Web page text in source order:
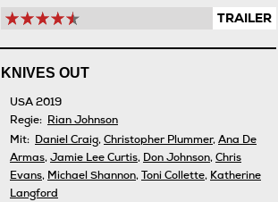
TRAILER
KNIVES OUT
USA 2019
Regie: Rian Johnson
Mit: Daniel Craig, Christopher Plummer, Ana De
Armas, Jamie Lee Curtis, Don Johnson, Chris
Evans, Michael Shannon, Toni Collette, Katherine
Langford